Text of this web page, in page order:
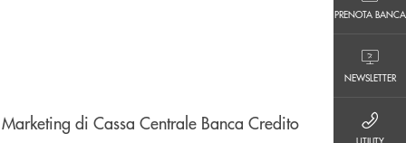
PRENOTA BANCA
NEWSLETTER
UTILITY
UTILITY
di Cassa Centrale Banca Credito